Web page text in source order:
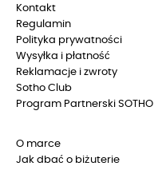
Kontakt
Regulamin
Polityka prywatności
Wysyłka i płatność
Reklamacje i zwroty
Sotho Club
Program Partnerski SOTHO
O marce
Jak dbać o biżuterie